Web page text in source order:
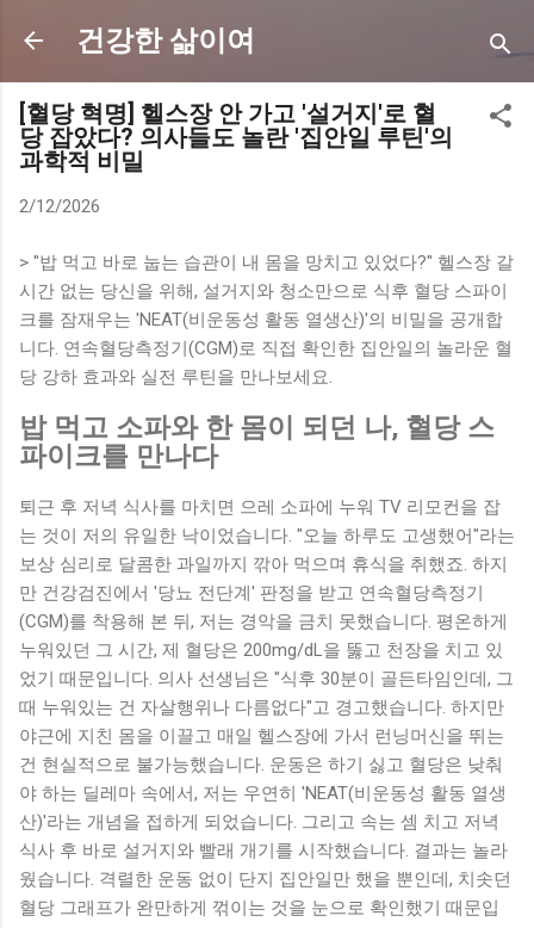
기본 콘텐츠로 건너뛰기
건강한 삶이여
[혈당 혁명] 헬스장 안 가고 '설거지'로 혈
당 잡았다? 의사들도 놀란 '집안일 루틴'의
과학적 비밀
2/12/2026
> "밥 먹고 바로 눕는 습관이 내 몸을 망치고 있었다?" 헬스장 갈
시간 없는 당신을 위해, 설거지와 청소만으로 식후 혈당 스파이
크를 잠재우는 'NEAT(비운동성 활동 열생산)'의 비밀을 공개합
니다. 연속혈당측정기(CGM)로 직접 확인한 집안일의 놀라운 혈
당 강하 효과와 실전 루틴을 만나보세요.
밥 먹고 소파와 한 몸이 되던 나, 혈당 스
파이크를 만나다
퇴근 후 저녁 식사를 마치면 으레 소파에 누워 TV 리모컨을 잡
는 것이 저의 유일한 낙이었습니다. "오늘 하루도 고생했어"라는
보상 심리로 달콤한 과일까지 깎아 먹으며 휴식을 취했죠. 하지
만 건강검진에서 '당뇨 전단계' 판정을 받고 연속혈당측정기
(CGM)를 착용해 본 뒤, 저는 경악을 금치 못했습니다. 평온하게
누워있던 그 시간, 제 혈당은 200mg/dL을 뚫고 천장을 치고 있
었기 때문입니다. 의사 선생님은 "식후 30분이 골든타임인데, 그
때 누워있는 건 자살행위나 다름없다"고 경고했습니다. 하지만
야근에 지친 몸을 이끌고 매일 헬스장에 가서 런닝머신을 뛰는
건 현실적으로 불가능했습니다. 운동은 하기 싫고 혈당은 낮춰
야 하는 딜레마 속에서, 저는 우연히 'NEAT(비운동성 활동 열생
산)'라는 개념을 접하게 되었습니다. 그리고 속는 셈 치고 저녁
식사 후 바로 설거지와 빨래 개기를 시작했습니다. 결과는 놀라
웠습니다. 격렬한 운동 없이 단지 집안일만 했을 뿐인데, 치솟던
혈당 그래프가 완만하게 꺾이는 것을 눈으로 확인했기 때문입